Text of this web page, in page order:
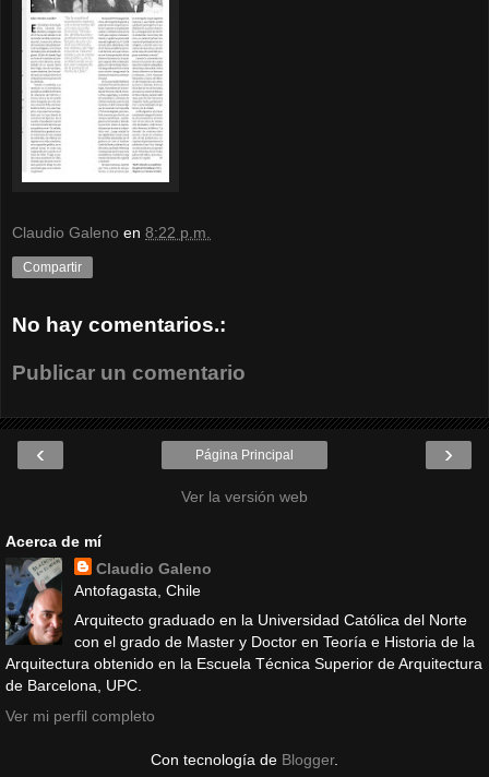
Claudio Galeno en 8:22 p.m.
Compartir
No hay comentarios.:
Publicar un comentario
‹ ›
Página Principal
Ver la versión web
Acerca de mí
Claudio Galeno
Antofagasta, Chile
Arquitecto graduado en la Universidad Católica del Norte
con el grado de Master y Doctor en Teoría e Historia de la
Arquitectura obtenido en la Escuela Técnica Superior de Arquitectura
de Barcelona, UPC.
Ver mi perfil completo
Con tecnología de Blogger.